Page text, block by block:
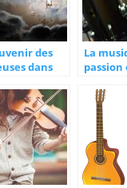
des
dans
La